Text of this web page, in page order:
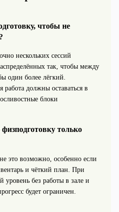
чтобы не
нескольких сессий
так, чтобы между
один более лёгкий.
работа должны оставаться в
блоки
только
это возможно, особенно если
и чёткий план. При
уровень без работы в зале и
будет ограничен.